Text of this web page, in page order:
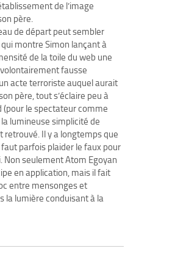
de l’image
père.
de départ peut sembler
montre Simon lançant à
de la toile du web une
fausse
acte terroriste auquel aurait
père, tout s’éclaire peu à
(pour le spectateur comme
lumineuse simplicité de
retrouvé. Il y a longtemps que
faut parfois plaider le faux pour
Non seulement Atom Egoyan
en application, mais il fait
entre mensonges et
la lumière conduisant à la